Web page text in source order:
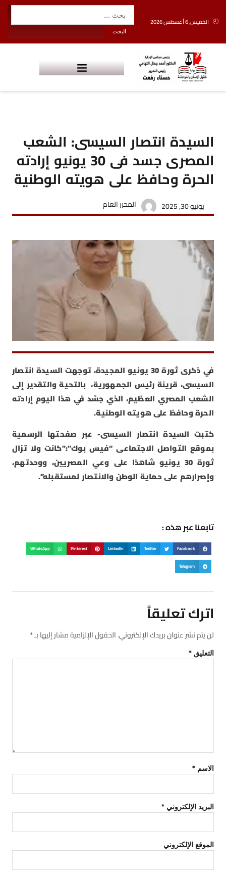
الخميس, 6 أغسطس 2026
السيدة انتصار السيسى: الشعب
المصرى جسد فى 30 يونيو إرادته
الحرة وحافظ على هويته الوطنية
يونيو 30, 2025 المحرر العام
في ذكرى ثورة 30 يونيو المجيدة، توجهت السيدة انتصار
السيسى، قرينة رئيس الجمهورية، بالتحية والتقدير إلى
الشعب المصري العظيم، الذي جسّد في هذا اليوم إرادته
الحرة وحافظ على هويته الوطنية.
كتبت السيدة انتصار السيسى- عبر صفحتها الرسمية
بموقع التواصل الاجتماعى “فيس بوك”:”كانت ولا تزال
ثورة 30 يونيو شاهدًا على وعي المصريين، ووحدتهم،
وإصرارهم على حماية الوطن والانتصار لمستقبله”.
تابعنا عبر هذه :
Facebook
Twitter
LinkedIn
Pinterest
WhatsApp
Telegram
اترك تعليقاً
لن يتم نشر عنوان بريدك الإلكتروني.الحقول الإلزامية مشار إليها بـ*
التعليق *
الاسم *
البريد الإلكتروني *
الموقع الإلكتروني